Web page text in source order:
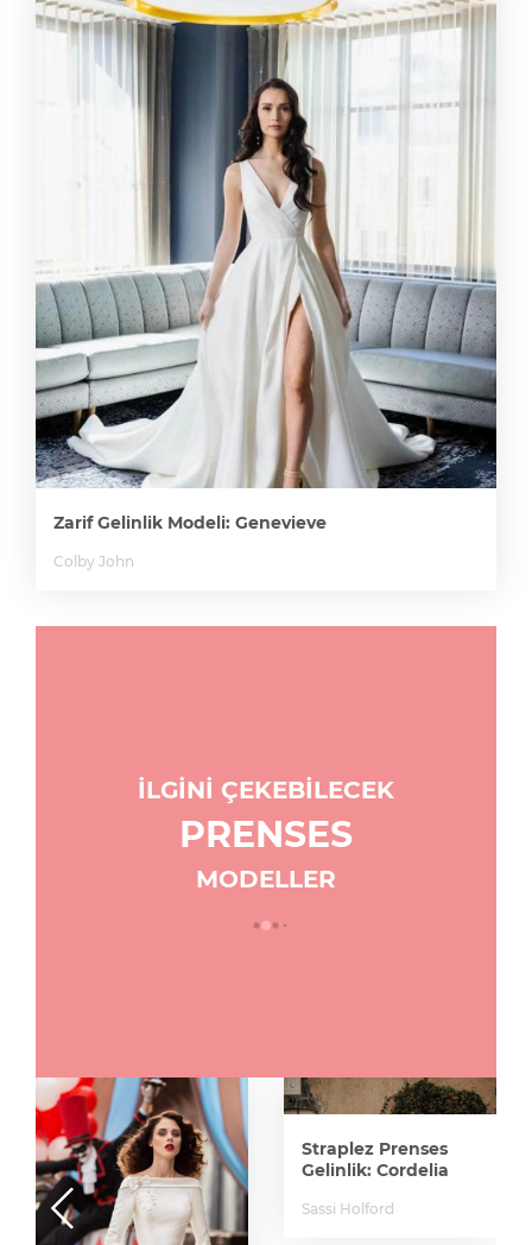
Zarif Gelinlik Modeli: Genevieve
Colby John
İLGİNİ ÇEKEBİLECEK
PRENSES
MODELLER
Straplez Prenses
Gelinlik: Cordelia
Sassi Holford